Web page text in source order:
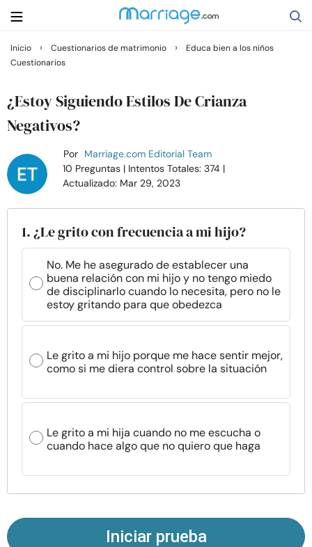
Buscar
Casarse
Relaciones
Familia
Ayuda
Cursos
Recursos
Comunidad
Encuentra un terapeuta
Idioma
Sobre nosotros Contáctanos Escríbenos
Publicidad con
© Copyright 2026. Todos los derechos reservados.
Inicio › Cuestionarios de matrimonio ›
Educa bien a los niños
Cuestionarios
¿Estoy Siguiendo Estilos De Crianza
Negativos?
Por Marriage.com Editorial Team
10 Preguntas | Intentos Totales: 374 |
Actualizado: Mar 29, 2023
1. ¿Le grito con frecuencia a mi hijo?
No. Me he asegurado de establecer una
buena relación con mi hijo y no tengo miedo
de disciplinarlo cuando lo necesita, pero no le
estoy gritando para que obedezca
Le grito a mi hijo porque me hace sentir mejor,
como si me diera control sobre la situación
Le grito a mi hija cuando no me escucha o
cuando hace algo que no quiero que haga
Iniciar prueba